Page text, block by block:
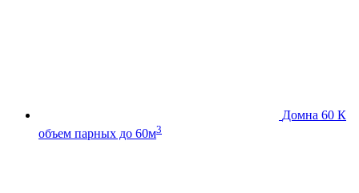
Домна 60 К
объем парных до 60м3